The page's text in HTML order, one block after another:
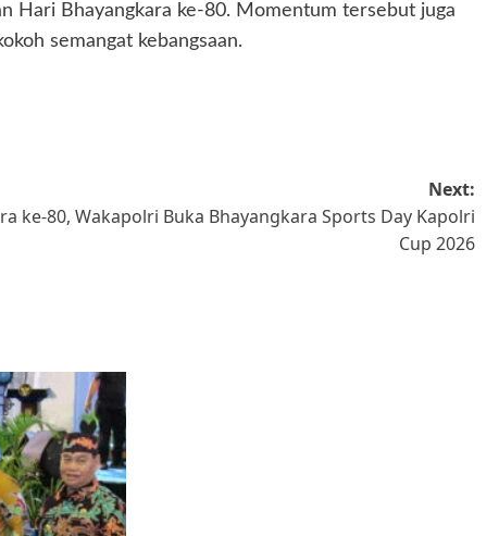
Hari Bhayangkara ke-80. Momentum tersebut juga
semangat kebangsaan.
Next:
ke-80, Wakapolri Buka Bhayangkara Sports Day Kapolri
Cup 2026